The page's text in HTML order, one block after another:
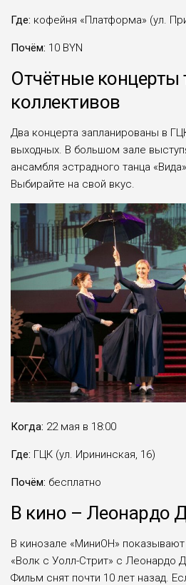
Где: кофейня «Платформа» (ул.
Почём: 10 BYN
Отчётные концерты
коллективов
Два концерта запланированы в
выходных. В большом зале
ансамбля эстрадного танца
Выбирайте на свой вкус.
Когда: 22 мая в 18:00
Где: ГЦК (ул. Ирининская, 16)
Почём: бесплатно
В кино – Леонардо
В кинозале «МиниОН»
«Волк с Уолл-Стрит» с Леонардо
Фильм снят почти 10 лет назад.